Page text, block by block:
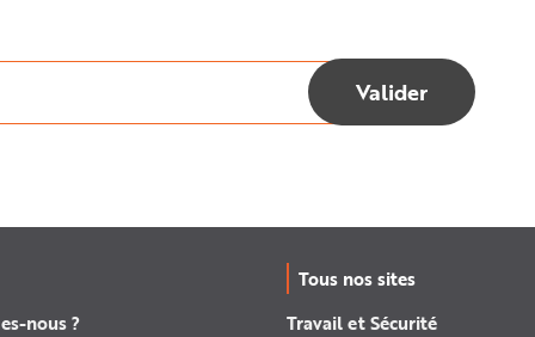
nous ?
Tous nos sites
Travail et Sécurité